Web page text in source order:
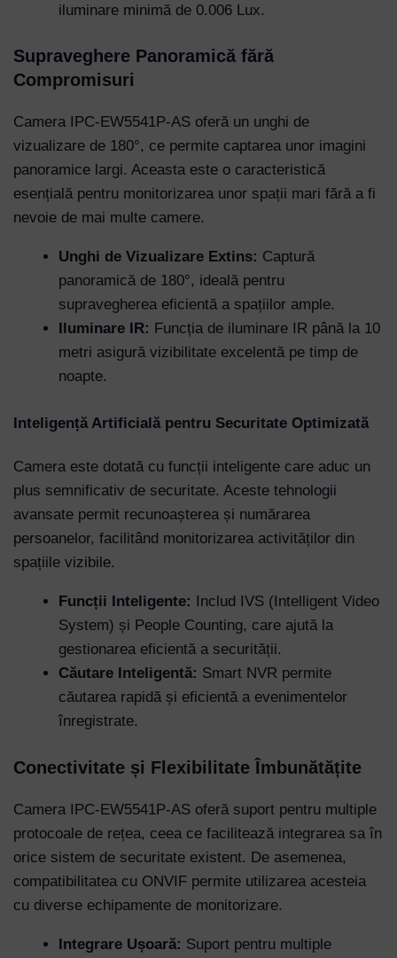
iluminare minimă de 0.006 Lux.
Supraveghere Panoramică fără
Compromisuri
Camera IPC-EW5541P-AS oferă un unghi de
vizualizare de 180°, ce permite captarea unor imagini
panoramice largi. Aceasta este o caracteristică
esențială pentru monitorizarea unor spații mari fără a fi
nevoie de mai multe camere.
Unghi de Vizualizare Extins: Captură
panoramică de 180°, ideală pentru
supravegherea eficientă a spațiilor ample.
Iluminare IR: Funcția de iluminare IR până la 10
metri asigură vizibilitate excelentă pe timp de
noapte.
Inteligență Artificială pentru Securitate Optimizată
Camera este dotată cu funcții inteligente care aduc un
plus semnificativ de securitate. Aceste tehnologii
avansate permit recunoașterea și numărarea
persoanelor, facilitând monitorizarea activităților din
spațiile vizibile.
Funcții Inteligente:
Includ IVS (Intelligent Video
System) și People Counting, care ajută la
gestionarea eficientă a securității.
Căutare Inteligentă: Smart NVR permite
căutarea rapidă și eficientă a evenimentelor
înregistrate.
Conectivitate și Flexibilitate Îmbunătățite
Camera IPC-EW5541P-AS oferă suport pentru multiple
protocoale de rețea, ceea ce facilitează integrarea sa în
orice sistem de securitate existent. De asemenea,
compatibilitatea cu ONVIF permite utilizarea acesteia
cu diverse echipamente de monitorizare.
Integrare Ușoară: Suport pentru multiple